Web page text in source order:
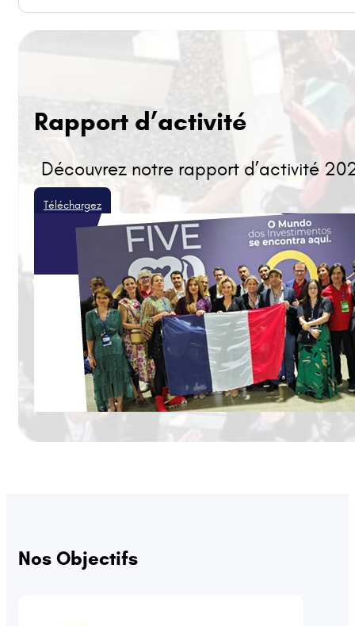
Rapport d’activité
Découvrez notre rapport d’activité
Téléchargez
Nos Objectifs